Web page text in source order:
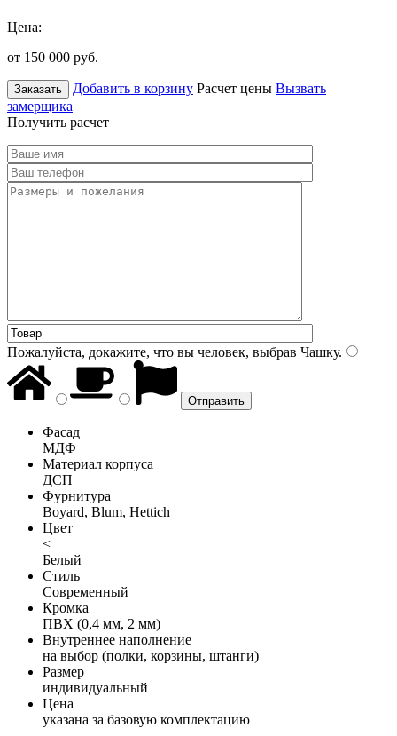
Цена:
от 150 000 руб.
Заказать Добавить в корзину Расчет цены Вызвать
замерщика
Получить расчет
Пожалуйста, докажите, что вы человек, выбрав Чашку.
Фасад
МДФ
Материал корпуса
ДСП
Фурнитура
Boyard, Blum, Hettich
Цвет
<
Белый
Стиль
Современный
Кромка
ПВХ (0,4 мм, 2 мм)
Внутреннее наполнение
на выбор (полки, корзины, штанги)
Размер
индивидуальный
Цена
указана за базовую комплектацию